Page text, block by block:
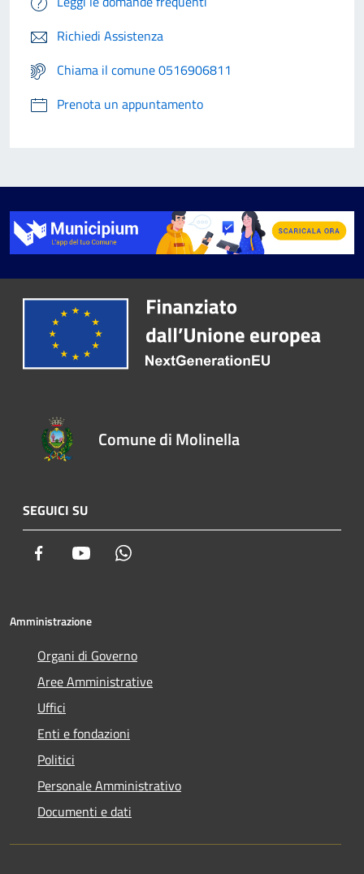
Richiedi Assistenza
Chiama il comune 0516906811
Prenota un appuntamento
Comune di Molinella
SEGUICI SU
Facebook Youtube
Amministrazione
Organi di Governo
Aree Amministrative
Uffici
Enti e fondazioni
Politici
Personale Amministrativo
Documenti e dati